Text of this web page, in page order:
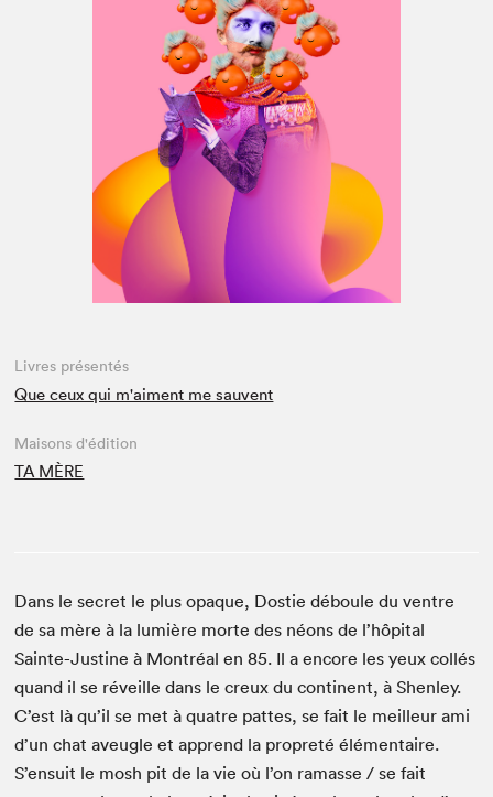
Livres présentés
Que ceux qui m'aiment me sauvent
Maisons d'édition
TA MÈRE
Dans le secret le plus opaque, Dostie déboule du ventre
de sa mère à la lumière morte des néons de l’hôpital
Sainte-Justine à Montréal en 85. Il a encore les yeux collés
quand il se réveille dans le creux du continent, à Shenley.
C’est là qu’il se met à quatre pattes, se fait le meilleur ami
d’un chat aveugle et apprend la propreté élémentaire.
S’ensuit le mosh pit de la vie où l’on ramasse / se fait